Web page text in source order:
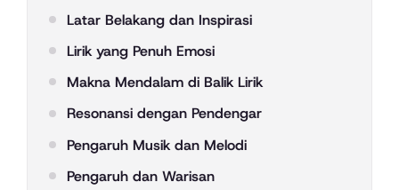
Latar Belakang dan Inspirasi
Lirik yang Penuh Emosi
Makna Mendalam di Balik Lirik
Resonansi dengan Pendengar
Pengaruh Musik dan Melodi
Pengaruh dan Warisan